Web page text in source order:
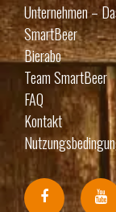
Unternehmen –
SmartBeer
Bierabo
Team SmartBeer
FAQ
Kontakt